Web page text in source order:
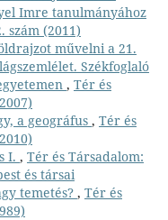
Imre tanulmányához
szám (2011)
művelni a 21.
Székfoglaló
, Tér és
a geográfus , Tér és
I. , Tér és Társadalom:
és társai
temetés? , Tér és